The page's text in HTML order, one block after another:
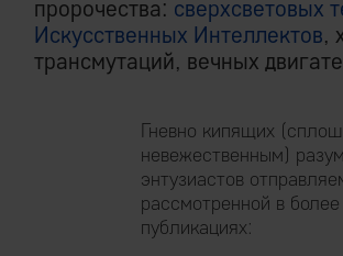
пророчества: сверхсветовых
Искусственных Интеллектов,
трансмутаций, вечных
Гневно кипящих
невежественным)
энтузиастов
рассмотренной в
публикациях: